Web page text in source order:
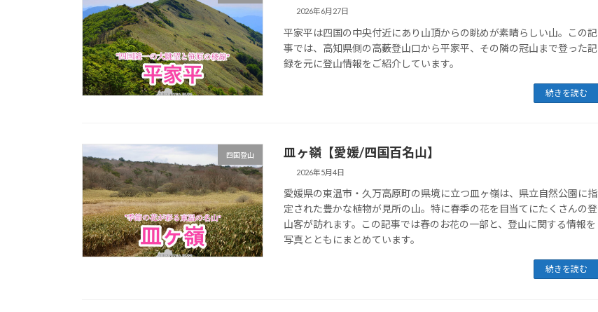
2026年6月27日
平家平は四国の中央付近にあり山頂からの眺めが素晴らしい山。この記
事では、高知県側の高藪登山口から平家平、その隣の冠山まで登った記
録を元に登山情報をご紹介しています。
続きを読む
四国登山 皿ヶ嶺【愛媛/四国百名山】
2026年5月4日
愛媛県の東温市・久万高原町の県境に立つ皿ヶ嶺は、県立自然公園に指
定された豊かな植物が見所の山。特に春季の花を目当てにたくさんの登
山客が訪れます。この記事では春のお花の一部と、登山に関する情報を
写真とともにまとめています。
続きを読む